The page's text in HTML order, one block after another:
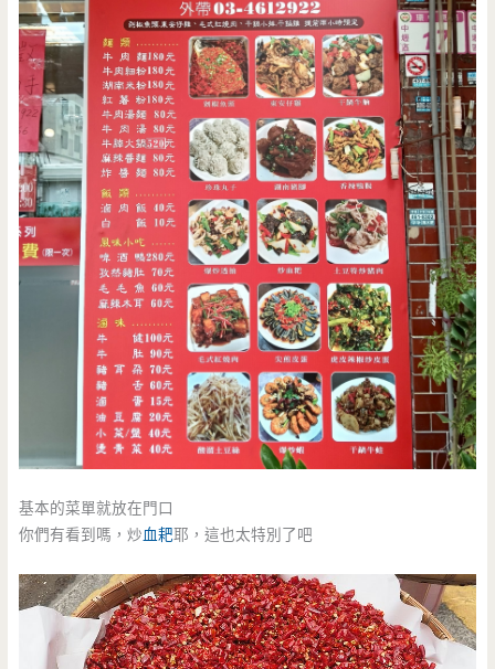
基本的菜單就放在門口
你們有看到嗎，炒血耙耶，這也太特別了吧